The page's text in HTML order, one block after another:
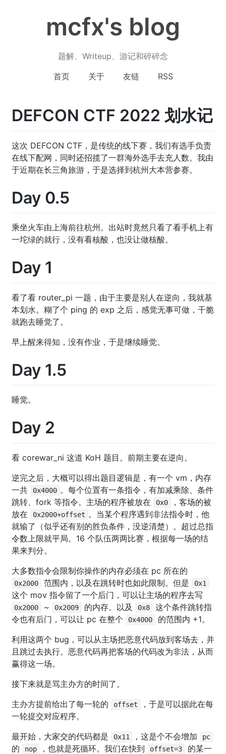
mcfx's blog
题解、Writeup、游记和碎碎念
首页
关于 友链 RSS
DEFCON CTF 2022 划水记
这次 DEFCON CTF，是传统的线下赛，我们有选手负责
在线下配网，同时还招揽了一群海外选手去充人数。我由
于近期在长三角旅游，于是选择到杭州大本营参赛。
Day 0.5
乘坐火车由上海前往杭州。出站时竟然只看了看手机上有
一坨绿的就行，没有看核酸，也没让做核酸。
Day 1
看了看 router_pi 一题，由于主要是别人在逆向，我就基
本划水。糊了个 ping 的 exp 之后，感觉无事可做，干脆
就跑去睡觉了。
早上醒来得知，没有作业，于是继续睡觉。
Day 1.5
睡觉。
Day 2
看 corewar_ni 这道 KoH 题目。前期主要在逆向。
逆完之后，大概可以得出题目逻辑是，有一个 vm，内存
一共
0x4000 。每个位置有一条指令，有加减乘除、条件
跳转、fork 等指令。主场的程序被放在
0x0
，客场的被
放在
0x2000+offset 。当某个程序遇到非法指令时，他
就输了（似乎还有别的胜负条件，没逆清楚）。超过总指
令数上限就平局。16 个队伍两两比赛，根据每一场的结
果来判分。
大多数指令会限制你操作的内存必须在 pc 所在的
0x2000 范围内，以及在跳转时也如此限制。但是 0x1
这个 mov 指令留了一个后门，可以让主场的程序去写
0x2000 ~ 0x2009 的内存。以及 0x8
这个条件跳转指
令也有后门，可以让 pc 在整个
0x4000
的范围内 +1。
利用这两个 bug，可以从主场把恶意代码放到客场去，并
且跳过去执行。恶意代码再把客场的代码改为非法，从而
赢得这一场。
接下来就是骂主办方的时间了。
主办方提前给出了每一轮的
offset
，于是可以据此在每
一轮提交对应程序。
最开始，大家交的代码都是
0x11 ，这是个不会增加 pc
的 nop ，也就是死循环。我们在快到 offset=3
的某一